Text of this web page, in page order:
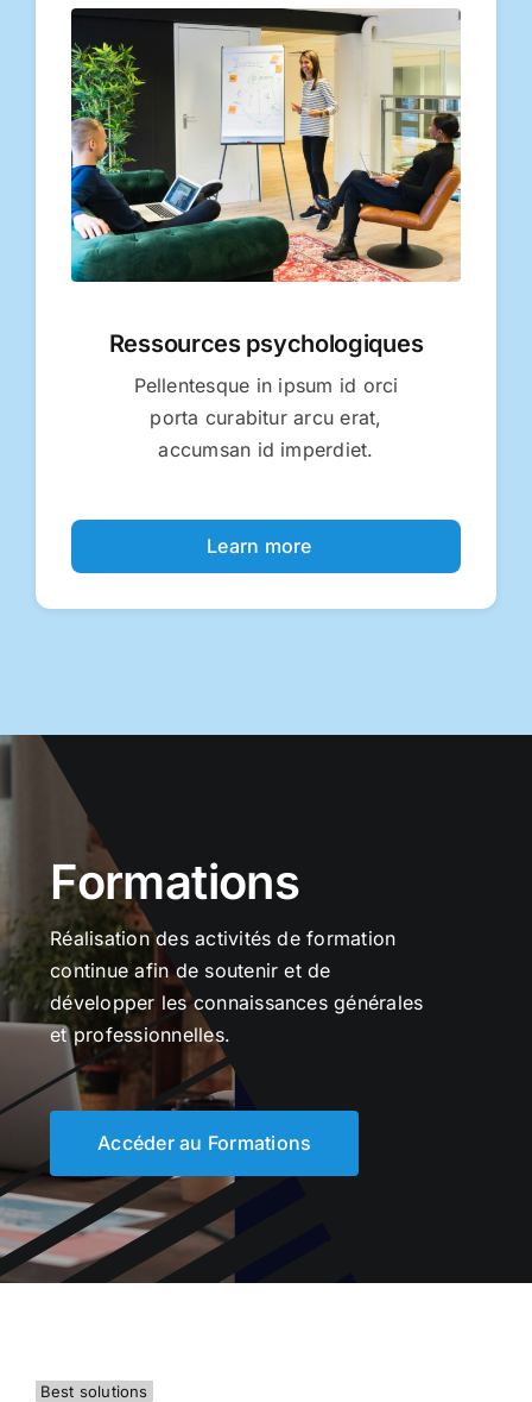
Ressources psychologiques
Pellentesque in ipsum id orci
porta curabitur arcu erat,
accumsan id imperdiet.
Learn more
Formations
Réalisation des activités de formation
continue afin de soutenir et de
développer les connaissances générales
et professionnelles.
Accéder au Formations
Best solutions